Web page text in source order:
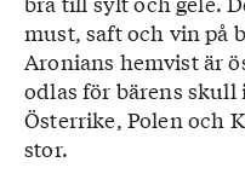
must, saft och vin på
Aronians hemvist är
odlas för bärens skull
Österrike, Polen och
stor.